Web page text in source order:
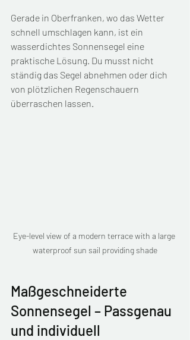
Gerade in Oberfranken, wo das Wetter
schnell umschlagen kann, ist ein
wasserdichtes Sonnensegel eine
praktische Lösung. Du musst nicht
ständig das Segel abnehmen oder dich
von plötzlichen Regenschauern
überraschen lassen.
Eye-level view of a modern terrace with a large
waterproof sun sail providing shade
Maßgeschneiderte
Sonnensegel – Passgenau
und individuell